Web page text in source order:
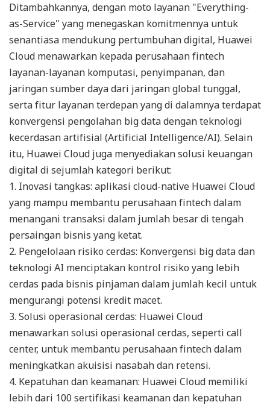
Ditambahkannya, dengan moto layanan "Everything-
as-Service" yang menegaskan komitmennya untuk
senantiasa mendukung pertumbuhan digital, Huawei
Cloud menawarkan kepada perusahaan fintech
layanan-layanan komputasi, penyimpanan, dan
jaringan sumber daya dari jaringan global tunggal,
serta fitur layanan terdepan yang di dalamnya terdapat
konvergensi pengolahan big data dengan teknologi
kecerdasan artifisial (Artificial Intelligence/AI). Selain
itu, Huawei Cloud juga menyediakan solusi keuangan
digital di sejumlah kategori berikut:
1. Inovasi tangkas: aplikasi cloud-native Huawei Cloud
yang mampu membantu perusahaan fintech dalam
menangani transaksi dalam jumlah besar di tengah
persaingan bisnis yang ketat.
2. Pengelolaan risiko cerdas: Konvergensi big data dan
teknologi AI menciptakan kontrol risiko yang lebih
cerdas pada bisnis pinjaman dalam jumlah kecil untuk
mengurangi potensi kredit macet.
3. Solusi operasional cerdas: Huawei Cloud
menawarkan solusi operasional cerdas, seperti call
center, untuk membantu perusahaan fintech dalam
meningkatkan akuisisi nasabah dan retensi.
4. Kepatuhan dan keamanan: Huawei Cloud memiliki
lebih dari 100 sertifikasi keamanan dan kepatuhan